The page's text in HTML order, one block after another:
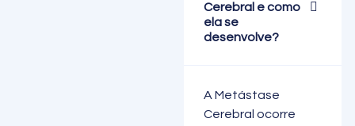
Cerebral e como
ela se
desenvolve?
A Metástase
Cerebral ocorre